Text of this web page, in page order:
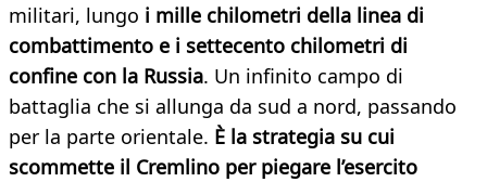
militari, lungo i mille chilometri della linea di
combattimento e i settecento chilometri di
confine con la Russia. Un infinito campo di
battaglia che si allunga da sud a nord, passando
per la parte orientale. È la strategia su cui
scommette il Cremlino per piegare l’esercito